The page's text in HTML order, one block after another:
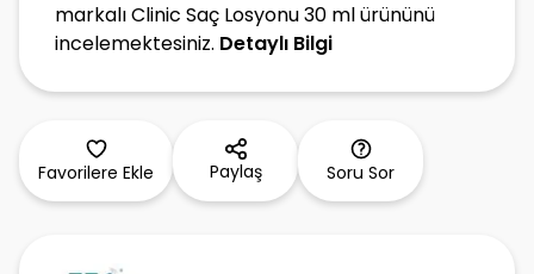
markalı Clinic Saç Losyonu 30 ml ürününü
incelemektesiniz. Detaylı Bilgi
Favorilere Ekle Paylaş Soru Sor